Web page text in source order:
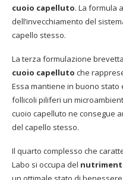
cuoio capelluto. La formula
dell’invecchiamento del
capello stesso.
La terza formulazione
cuoio capelluto che
Essa mantiene in buono
follicoli piliferi un
cuoio capelluto ne consegue
del capello stesso.
Il quarto complesso che
Labo si occupa del